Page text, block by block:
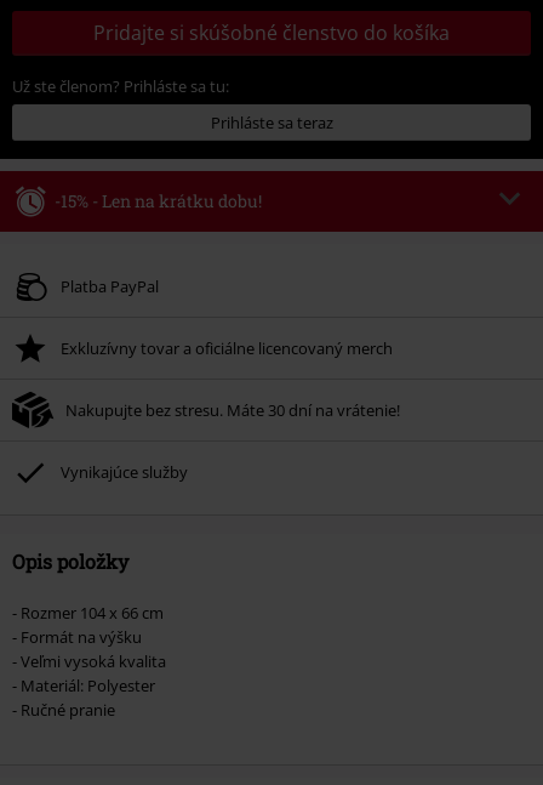
Pridajte si skúšobné členstvo do košíka
Už ste členom? Prihláste sa tu:
Prihláste sa teraz
-15% - Len na krátku dobu!
Platné do 8/9/26
Po zadaní kódu v košíku, sa zľava uplatní automaticky.
Nemožno kombinovať s inými akciovými kódmi. Zľava sa nevzťahuje na:
knihy, médiá, vstupenky, Rammstein, (Till) Lindemann, Böhse Onkelz,
ktorých kúpou podporíte nadáciu.
Platba PayPal
Exkluzívny tovar a oficiálne licencovaný merch
Nakupujte bez stresu. Máte 30 dní na vrátenie!
Vynikajúce služby
Opis položky
- Rozmer 104 x 66 cm
- Formát na výšku
- Veľmi vysoká kvalita
- Materiál: Polyester
- Ručné pranie